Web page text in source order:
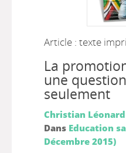
Article : texte
La
une
seulement
Christian Léonard
Dans Education
Décembre 2015)